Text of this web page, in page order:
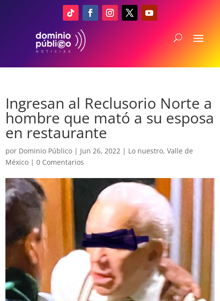
Ingresan al Reclusorio Norte a
hombre que mató a su esposa
en restaurante
por Dominio Público | Jun 26, 2022 | Lo nuestro,Valle de
México |0 Comentarios